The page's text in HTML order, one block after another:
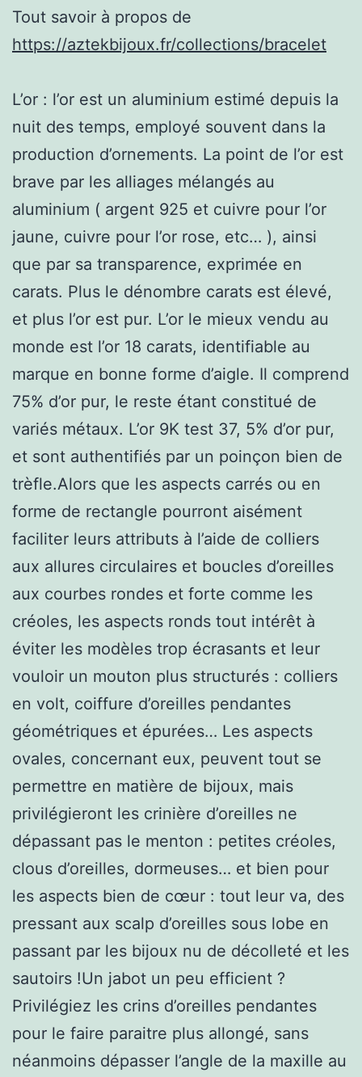
Tout savoir à propos de
https://aztekbijoux.fr/collections/bracelet
L’or : l’or est un aluminium estimé depuis la
nuit des temps, employé souvent dans la
production d’ornements. La point de l’or est
brave par les alliages mélangés au
aluminium ( argent 925 et cuivre pour l’or
jaune, cuivre pour l’or rose, etc… ), ainsi
que par sa transparence, exprimée en
carats. Plus le dénombre carats est élevé,
et plus l’or est pur. L’or le mieux vendu au
monde est l’or 18 carats, identifiable au
marque en bonne forme d’aigle. Il comprend
75% d’or pur, le reste étant constitué de
variés métaux. L’or 9K test 37, 5% d’or pur,
et sont authentifiés par un poinçon bien de
trèfle.Alors que les aspects carrés ou en
forme de rectangle pourront aisément
faciliter leurs attributs à l’aide de colliers
aux allures circulaires et boucles d’oreilles
aux courbes rondes et forte comme les
créoles, les aspects ronds tout intérêt à
éviter les modèles trop écrasants et leur
vouloir un mouton plus structurés : colliers
en volt, coiffure d’oreilles pendantes
géométriques et épurées… Les aspects
ovales, concernant eux, peuvent tout se
permettre en matière de bijoux, mais
privilégieront les crinière d’oreilles ne
dépassant pas le menton : petites créoles,
clous d’oreilles, dormeuses… et bien pour
les aspects bien de cœur : tout leur va, des
pressant aux scalp d’oreilles sous lobe en
passant par les bijoux nu de décolleté et les
sautoirs !Un jabot un peu efficient ?
Privilégiez les crins d’oreilles pendantes
pour le faire paraitre plus allongé, sans
néanmoins dépasser l’angle de la maxille au